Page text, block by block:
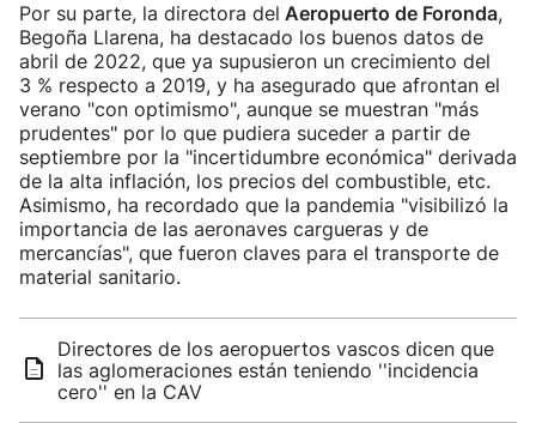
Por su parte, la directora del Aeropuerto de Foronda,
Begoña Llarena, ha destacado los buenos datos de
abril de 2022, que ya supusieron un crecimiento del
3 % respecto a 2019, y ha asegurado que afrontan el
verano "con optimismo", aunque se muestran "más
prudentes" por lo que pudiera suceder a partir de
septiembre por la "incertidumbre económica" derivada
de la alta inflación, los precios del combustible, etc.
Asimismo, ha recordado que la pandemia "visibilizó la
importancia de las aeronaves cargueras y de
mercancías", que fueron claves para el transporte de
material sanitario.
Directores de los aeropuertos vascos dicen que
las aglomeraciones están teniendo ''incidencia
cero'' en la CAV